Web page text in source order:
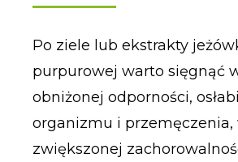
Po ziele lub ekstrakty
purpurowej warto sięgnąć
obniżonej odporności,
organizmu i przemęczenia,
zwiększonej